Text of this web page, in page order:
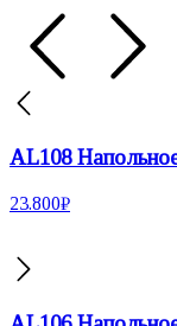
AL108
23.800₽